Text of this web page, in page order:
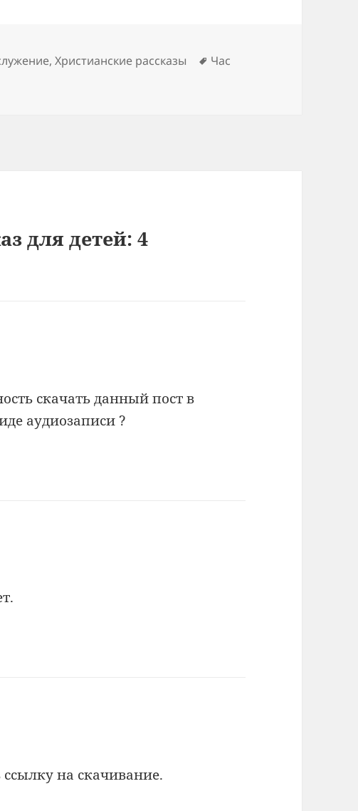
,Христианские рассказы Метки
Час
для детей: 4
скачать данный пост в
аудиозаписи ?
на скачивание.